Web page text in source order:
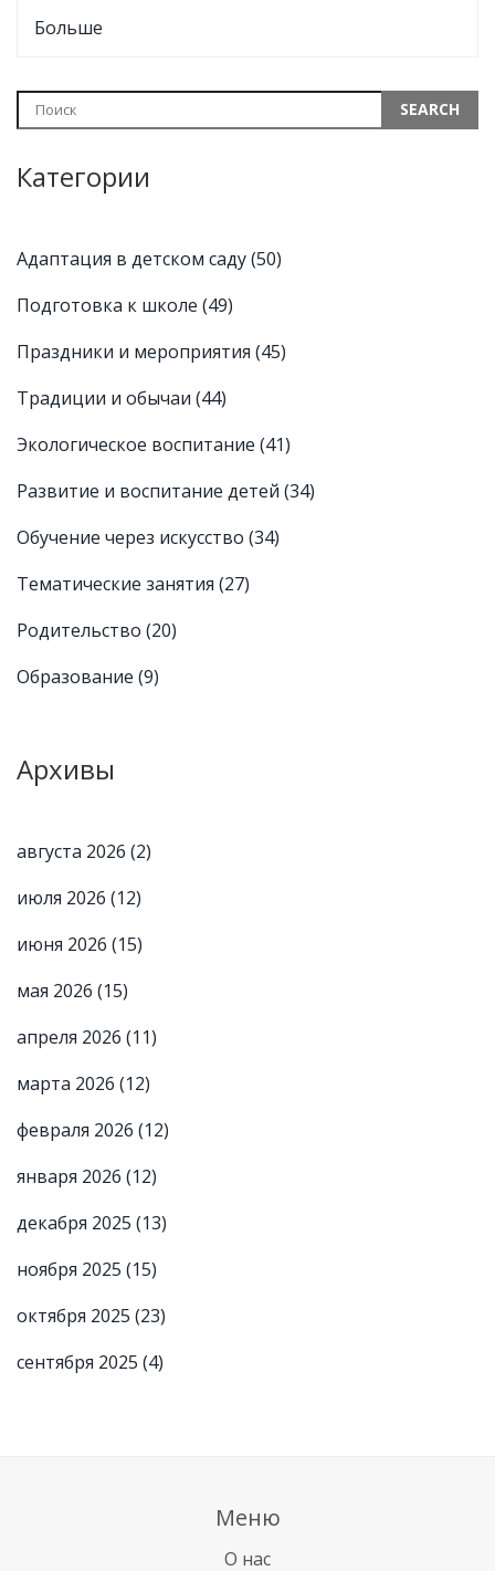
семейная среда и медицинские аспекты. Будут рассмотрены
подчеркнет важность ранней диагностики и
взаимодействия с логопедами. Исследование предлагает
понять потенциальные проблемы и эффективные решения
Больше
Категории
Адаптация в детском саду(50)
Подготовка к школе (49)
Праздники и мероприятия (45)
Традиции и обычаи (44)
Экологическое воспитание (41)
Развитие и воспитание детей (34)
Обучение через искусство (34)
Тематические занятия (27)
Родительство (20)
Образование (9)
Архивы
августа 2026 (2)
июля 2026 (12)
июня 2026 (15)
мая 2026 (15)
апреля 2026 (11)
марта 2026 (12)
февраля 2026 (12)
января 2026 (12)
декабря 2025 (13)
ноября 2025 (15)
октября 2025 (23)
сентября 2025 (4)
Меню
О нас